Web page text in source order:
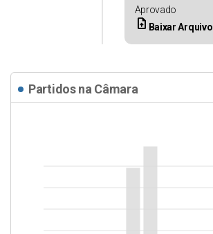
Aprovado
upload_file Baixar Arquivo
Partidos na Câmara